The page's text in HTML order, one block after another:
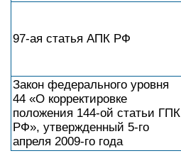
97-ая статья АПК РФ
Закон федерального уровня
44 «О корректировке
положения 144-ой статьи ГПК
РФ», утвержденный 5-го
апреля 2009-го года